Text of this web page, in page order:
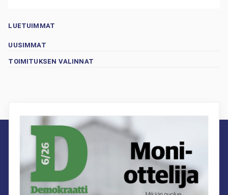
LUETUIMMAT
UUSIMMAT
TOIMITUKSEN VALINNAT